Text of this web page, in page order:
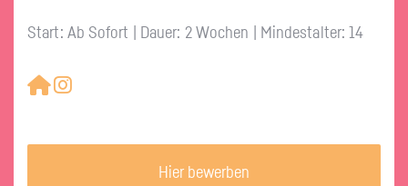
Start: Ab Sofort | Dauer: 2 Wochen | Mindestalter: 14
Hier bewerben